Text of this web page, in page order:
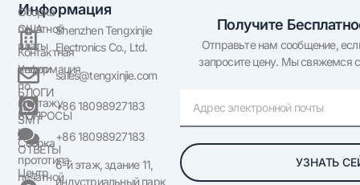
О
США
Контактная
информация
БЛОГИ
ВОПРОСЫ
И
ОТВЕТЫ
Центр
Сборка
печатной
платы
Услуги
по
монтажу
SMT
Сборка
прототипа
печатной
Информация
Shenzhen Tengxinjie
Electronics Co., Ltd.
sales@tengxinjie.com
+86 18098927183
+86 18098927183
6-й этаж, здание 11,
индустриальный парк
Получите
Отправьте нам сообщение,
запросите цену. Мы свяжемся
почта
УЗНАТЬ